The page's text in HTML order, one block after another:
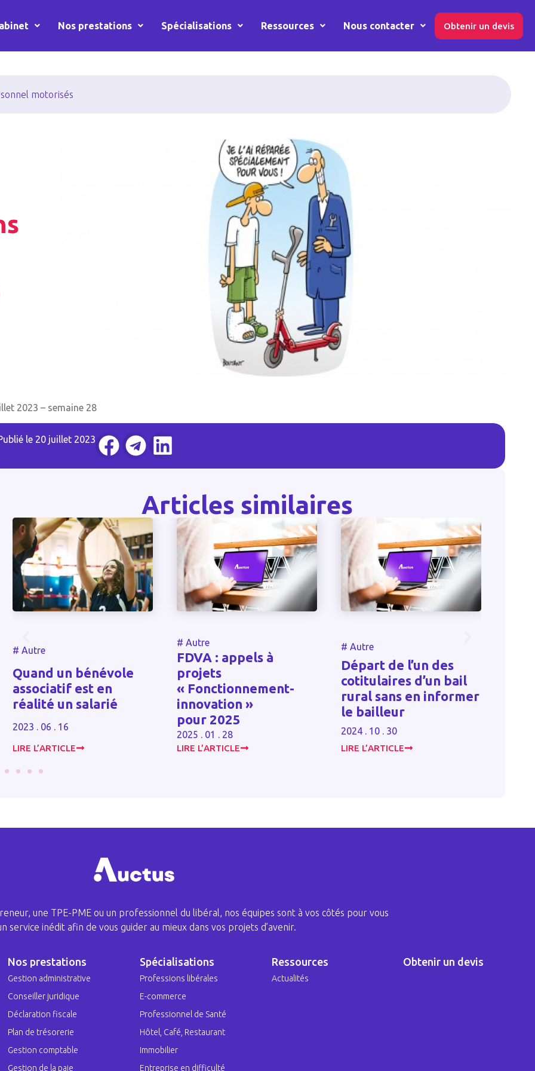
Nos prestations Spécialisations Ressources Nous contacter Obtenir un devis
motorisés
2023 – semaine 28
le 20 juillet 2023
Articles similaires
# Autre
Quand un bénévole
associatif est en
réalité un salarié
2023 . 06 . 16
LIRE L’ARTICLE
# Autre
FDVA : appels à
projets
« Fonctionnement-
innovation »
pour 2025
2025 . 01 . 28
LIRE L’ARTICLE
# Autre
Départ de l’un des
cotitulaires d’un bail
rural sans en informer
le bailleur
2024 . 10 . 30
LIRE L’ARTICLE
une TPE-PME ou un professionnel du libéral, nos équipes sont à vos côtés pour vous
service inédit afin de vous guider au mieux dans vos projets d’avenir.
Nos prestations
Gestion administrative
Conseiller juridique
Déclaration fiscale
Plan de trésorerie
Gestion comptable
Gestion de la paie
Spécialisations
Professions libérales
E-commerce
Professionnel de Santé
Hôtel, Café, Restaurant
Immobilier
Entreprise en difficulté
Ressources
Actualités
Obtenir un devis